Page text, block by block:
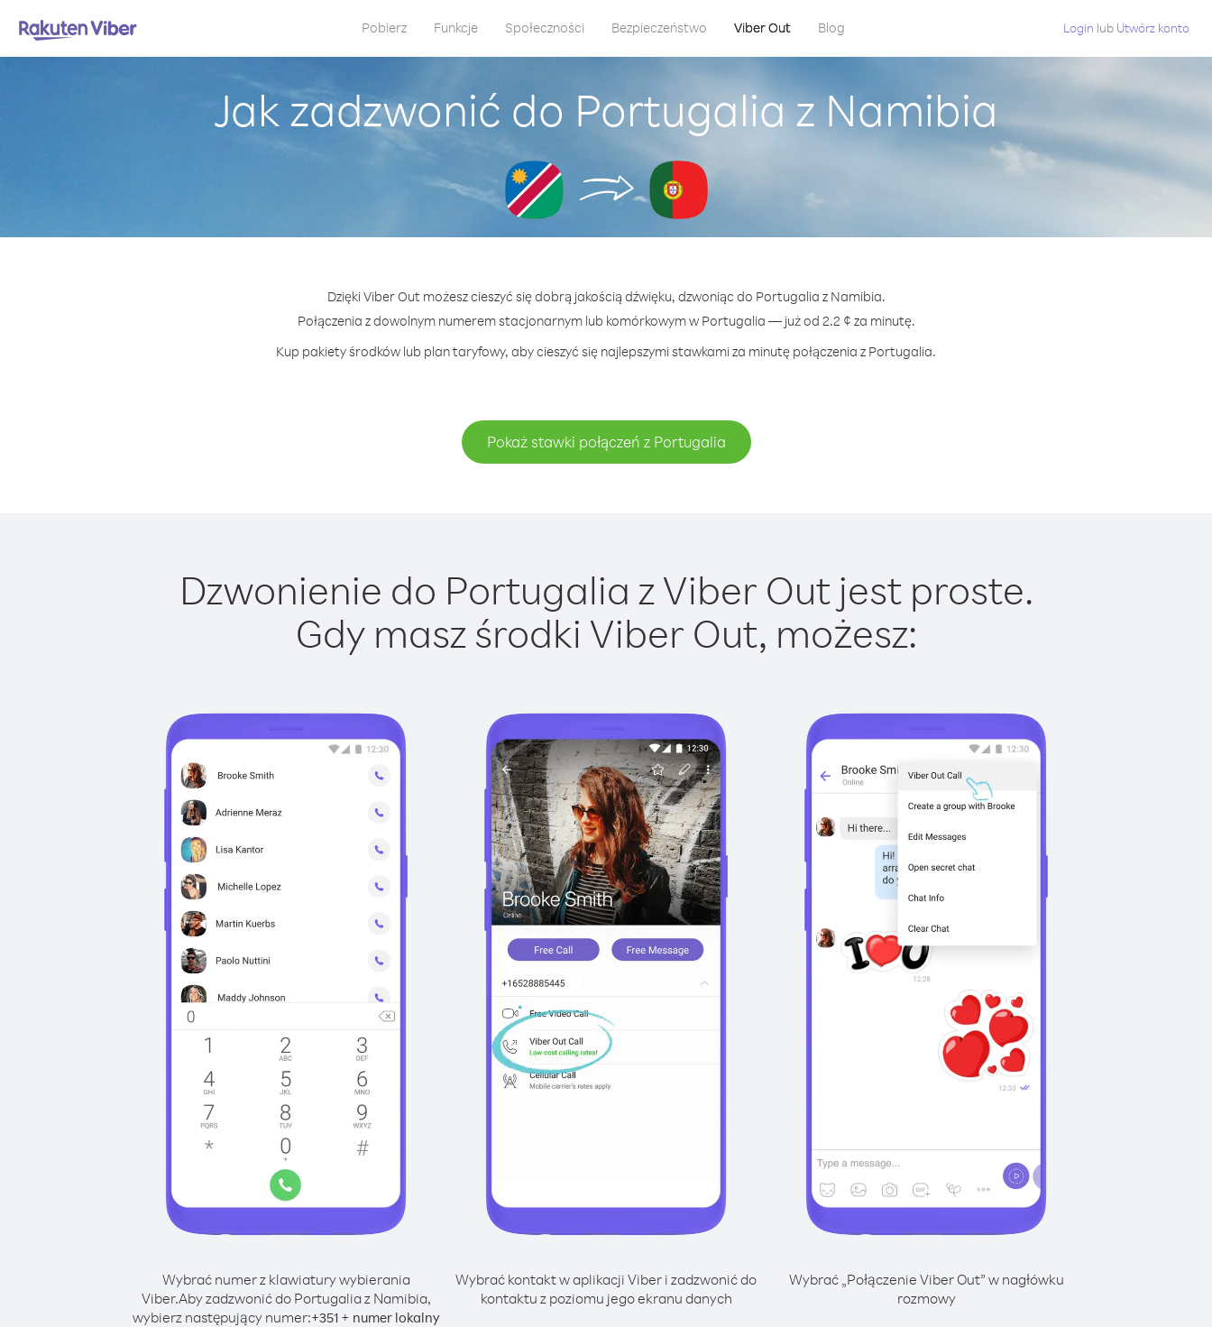
Pobierz Funkcje Społeczności Bezpieczeństwo Viber Out Blog Login lub Utwórz konto
Jak zadzwonić do Portugalia z Namibia
Dzięki Viber Out możesz cieszyć się dobrą jakością dźwięku, dzwoniąc do Portugalia z Namibia.
Połączenia z dowolnym numerem stacjonarnym lub komórkowym w Portugalia — już od 2.2 ¢ za minutę.
Kup pakiety środków lub plan taryfowy, aby cieszyć się najlepszymi stawkami za minutę połączenia z Portugalia.
Pokaż stawki połączeń z Portugalia
Dzwonienie do Portugalia z Viber Out jest proste.
Gdy masz środki Viber Out, możesz:
Wybrać numer z klawiatury wybierania
Viber.Aby zadzwonić do Portugalia z Namibia,
wybierz następujący numer:+351+ numer lokalny
Wybrać kontakt w aplikacji Viber i zadzwonić do
kontaktu z poziomu jego ekranu danych
Wybrać „Połączenie Viber Out” w nagłówku
rozmowy